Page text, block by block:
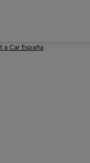
a Car España